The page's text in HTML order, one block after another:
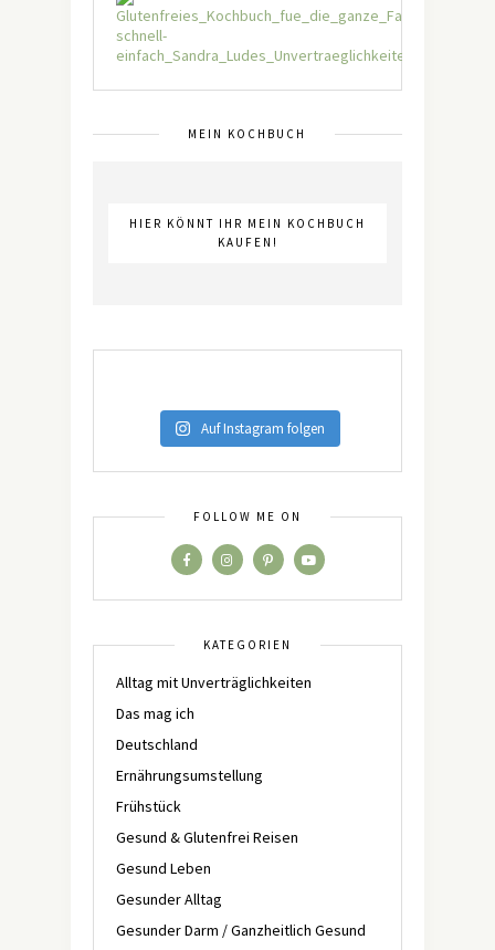
MEIN KOCHBUCH
HIER KÖNNT IHR MEIN KOCHBUCH
KAUFEN!
Auf Instagram folgen
FOLLOW ME ON
KATEGORIEN
Alltag mit Unverträglichkeiten
Das mag ich
Deutschland
Ernährungsumstellung
Frühstück
Gesund & Glutenfrei Reisen
Gesund Leben
Gesunder Alltag
Gesunder Darm / Ganzheitlich Gesund